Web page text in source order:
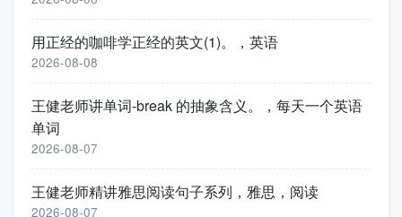
用正经的咖啡学正经的英文(1)。，英语
2026-08-08
王健老师讲单词-break 的抽象含义。，每天一个英语
单词
2026-08-07
王健老师精讲雅思阅读句子系列，雅思，阅读
2026-08-07